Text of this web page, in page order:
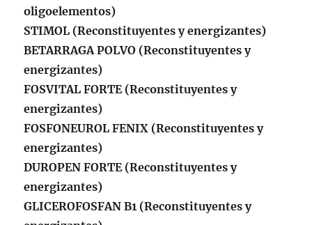
oligoelementos)
STIMOL (Reconstituyentes y energizantes)
BETARRAGA POLVO (Reconstituyentes y
energizantes)
FOSVITAL FORTE (Reconstituyentes y
energizantes)
FOSFONEUROL FENIX (Reconstituyentes y
energizantes)
DUROPEN FORTE (Reconstituyentes y
energizantes)
GLICEROFOSFAN B1 (Reconstituyentes y